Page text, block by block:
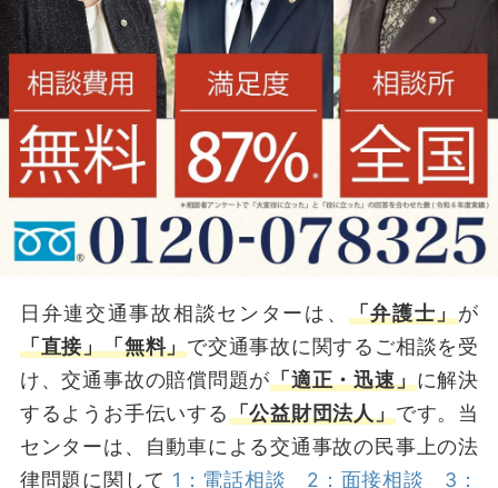
日弁連交通事故相談センターは、 「弁護士」が
「直接」「無料」で交通事故に関するご相談を受
け、交通事故の賠償問題が「適正・迅速」に解決
するようお手伝いする「公益財団法人」です。当
センターは、自動車による交通事故の民事上の法
律問題に関して 1：電話相談 2：面接相談
3：